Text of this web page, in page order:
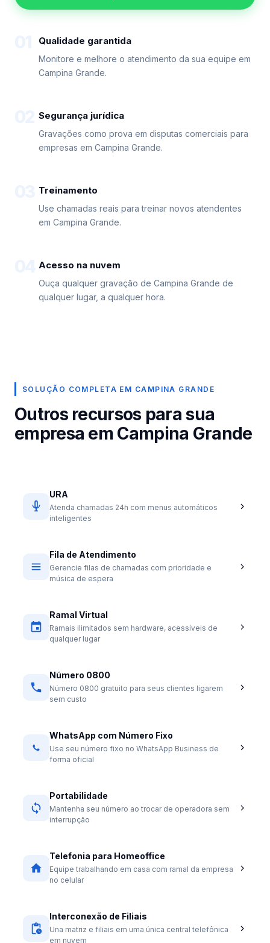
Qualidade garantida
Monitore e melhore o atendimento da sua equipe em
Campina Grande.
Segurança jurídica
Gravações como prova em disputas comerciais para
empresas em Campina Grande.
Treinamento
Use chamadas reais para treinar novos atendentes
em Campina Grande.
Acesso na nuvem
Ouça qualquer gravação de Campina Grande de
qualquer lugar, a qualquer hora.
SOLUÇÃO COMPLETA EM CAMPINA GRANDE
Outros recursos para sua
empresa em Campina Grande
URA
Atenda chamadas 24h com menus automáticos
inteligentes
Fila de Atendimento
Gerencie filas de chamadas com prioridade e
música de espera
Ramal Virtual
Ramais ilimitados sem hardware, acessíveis de
qualquer lugar
Número 0800
Número 0800 gratuito para seus clientes ligarem
sem custo
WhatsApp com Número Fixo
Use seu número fixo no WhatsApp Business de
forma oficial
Portabilidade
Mantenha seu número ao trocar de operadora sem
interrupção
Telefonia para Homeoffice
Equipe trabalhando em casa com ramal da empresa
no celular
Interconexão de Filiais
Una matriz e filiais em uma única central telefônica
em nuvem